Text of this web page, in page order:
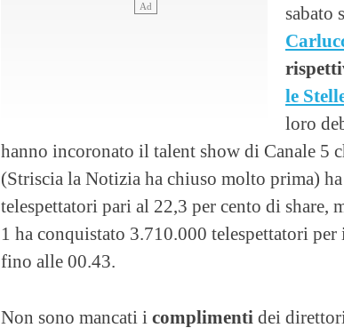
sabato
le
loro
hanno incoronato il talent show di Canale 5
(Striscia la Notizia ha chiuso molto prima)
telespettatori pari al 22,3 per cento di share,
1 ha conquistato 3.710.000 telespettatori
fino alle 00.43.
Non sono mancati i complimenti dei